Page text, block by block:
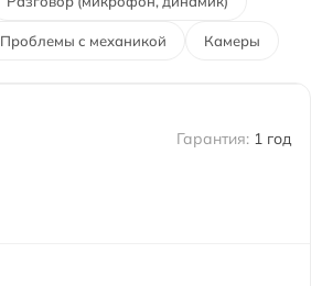
Проблемы с механикой Камеры
1 год